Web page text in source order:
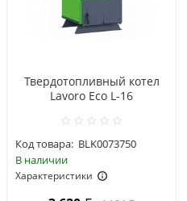
Твердотопливный котел
Lavoro Eco L-16
Код товара: BLK0073750
В наличии
Характеристики